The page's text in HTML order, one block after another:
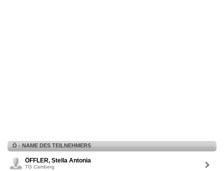
Ö - NAME DES TEILNEHMERS
ÖFFLER, Stella Antonia
TG Camberg